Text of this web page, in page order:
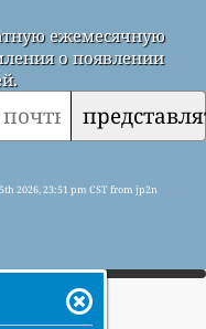
ежемесячную
о появлении
2026, 23:51 pm CST from jp2n